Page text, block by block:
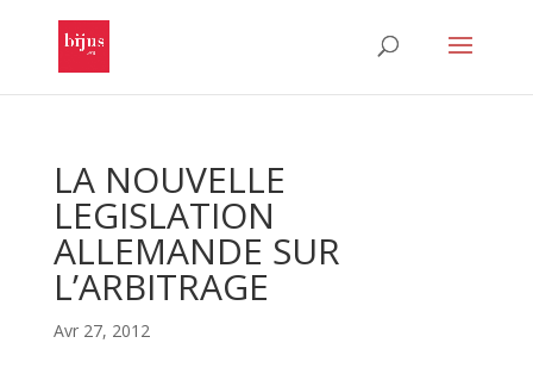
LA NOUVELLE
LEGISLATION
ALLEMANDE SUR
L’ARBITRAGE
Avr 27, 2012